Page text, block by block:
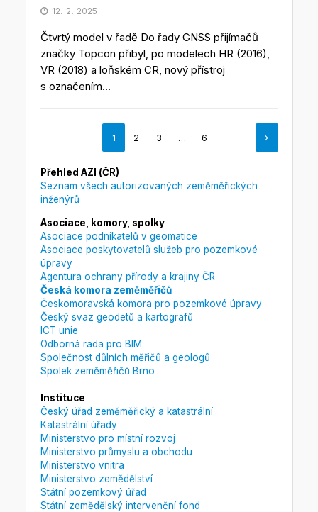
12. 2. 2025
Čtvrtý model v řadě Do řady GNSS přijímačů
značky Topcon přibyl, po modelech HR (2016),
VR (2018) a loňském CR, nový přístroj
s označením...
1 2 3 … 6
Přehled AZI (ČR)
Seznam všech autorizovaných zeměměřických
inženýrů
Asociace, komory, spolky
Asociace podnikatelů v geomatice
Asociace poskytovatelů služeb pro pozemkové
úpravy
Agentura ochrany přírody a krajiny ČR
Česká komora zeměměřičů
Českomoravská komora pro pozemkové úpravy
Český svaz geodetů a kartografů
ICT unie
Odborná rada pro BIM
Společnost důlních měřičů a geologů
Spolek zeměměřičů Brno
Instituce
Český úřad zeměměřický a katastrální
Katastrální úřady
Ministerstvo pro místní rozvoj
Ministerstvo průmyslu a obchodu
Ministerstvo vnitra
Ministerstvo zemědělství
Státní pozemkový úřad
Státní zemědělský intervenční fond